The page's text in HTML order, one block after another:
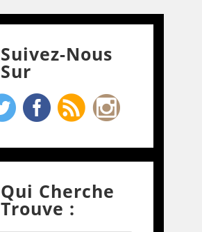
Suivez-Nous
Sur
Qui Cherche
Trouve :